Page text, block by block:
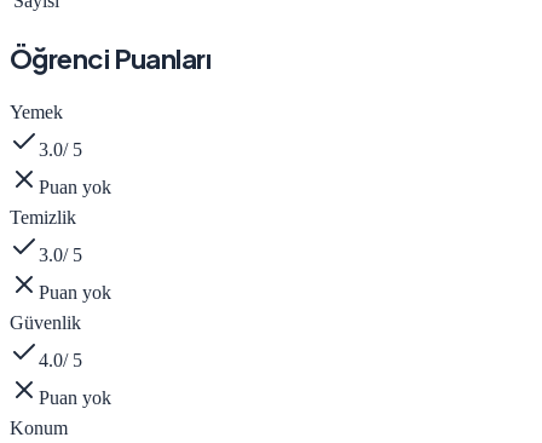
Öğrenci Puanları
Yemek
3.0/ 5
Puan yok
Temizlik
3.0/ 5
Puan yok
Güvenlik
4.0/ 5
Puan yok
Konum